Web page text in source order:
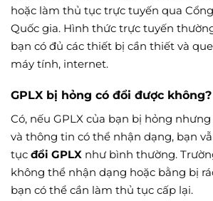
hoặc làm thủ tục trực tuyến qua
Quốc gia. Hình thức trực tuyến
bạn có đủ các thiết bị cần thiết và
máy tính, internet.
GPLX bị hỏng có đổi được không?
Có, nếu GPLX của bạn bị hỏng
và thông tin có thể nhận dạng, bạn
tục đổi GPLX như bình thường.
không thể nhận dạng hoặc bằng bị
bạn có thể cần làm thủ tục cấp lại.